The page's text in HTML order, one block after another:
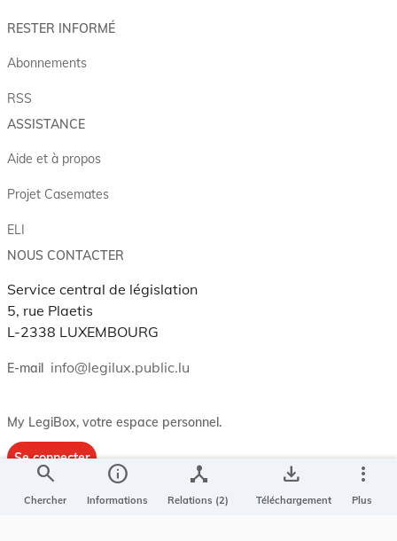
search
Chercher
info
Informations
device_hub
Relations (2)
save_alt
Téléchargement
more_vert
Plus
RESTER INFORMÉ
Abonnements
RSS
ASSISTANCE
Aide et à propos
Projet Casemates
ELI
NOUS CONTACTER
Service central de législation
5, rue Plaetis
L-2338 LUXEMBOURG
E-mail info@legilux.public.lu
My LegiBox, votre espace personnel.
Se connecter
recherches, soyez alerté en cas de modification sur un document